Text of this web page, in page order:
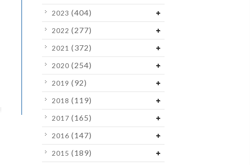
2023 (404)
2022 (277)
2021 (372)
2020 (254)
2019 (92)
2018 (119)
2017 (165)
2016 (147)
2015 (189)